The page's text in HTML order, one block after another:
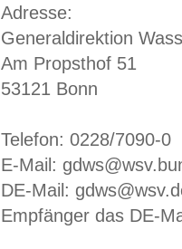
Adresse:
Generaldirektion
Am Propsthof 51
53121 Bonn
Telefon: 0228/7090-0
E-Mail:
DE-Mail:
Empfänger das DE-